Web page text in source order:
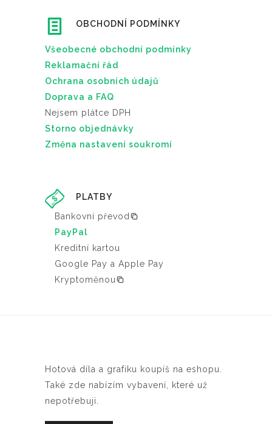
OBCHODNÍ PODMÍNKY
Všeobecné obchodní podmínky
Reklamační řád
Ochrana osobních údajů
Doprava a FAQ
Nejsem plátce DPH
Storno objednávky
Změna nastavení soukromí
PLATBY
Bankovní převod
PayPal
Kreditní kartou
Google Pay a Apple Pay
Kryptoměnou
Hotová díla a grafiku koupíš na eshopu.
Také zde nabízím vybavení, které už
nepotřebuji.